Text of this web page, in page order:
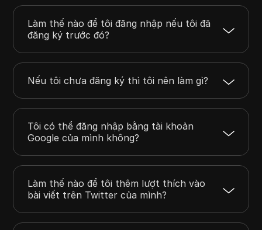
Làm thế nào để tôi đăng nhập nếu tôi đã
đăng ký trước đó?
Nếu tôi chưa đăng ký thì tôi nên làm gì?
Tôi có thể đăng nhập bằng tài khoản
Google của mình không?
Làm thế nào để tôi thêm lượt thích vào
bài viết trên Twitter của mình?